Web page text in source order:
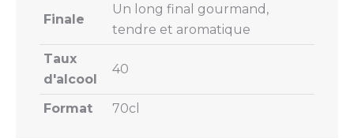
Finale
Un long final gourmand,
tendre et aromatique
Taux
d'alcool
40
Format 70cl